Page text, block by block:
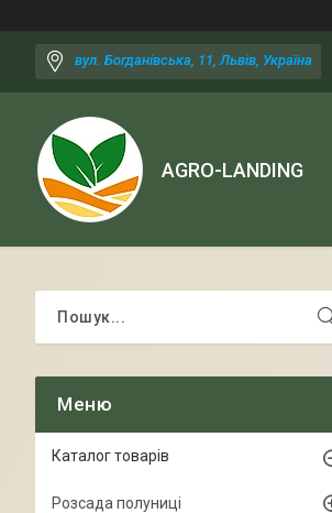
вул. Богданівська, 11, Львів, Україна
AGRO-LANDING
Каталог товарів
Розсада полуниці